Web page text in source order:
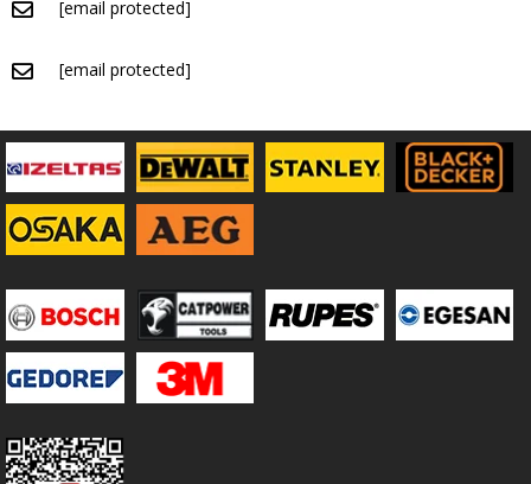
[email protected]
[email protected]